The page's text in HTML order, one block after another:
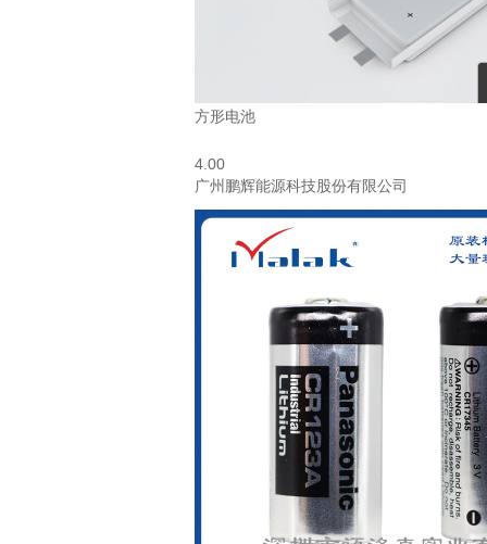
方形电池
4.00
广州鹏辉能源科技股份有限公司